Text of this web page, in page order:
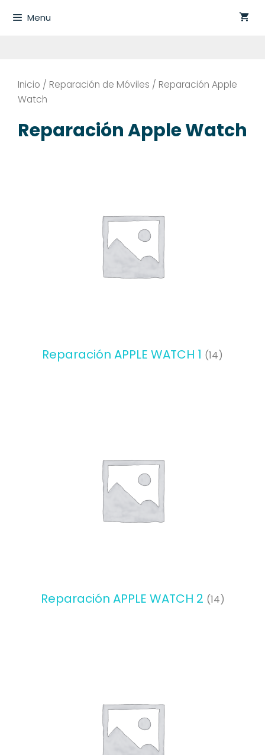
Menu
Inicio / Reparación de Móviles / Reparación Apple
Watch
Reparación Apple Watch
Reparación APPLE WATCH 1 (14)
Reparación APPLE WATCH 2 (14)